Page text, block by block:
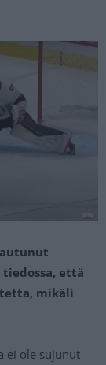
että
mikäli
ei ole sujunut